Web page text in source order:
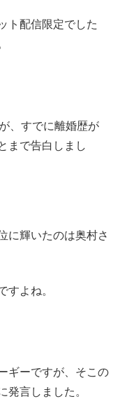
ト配信限定でした
、すでに離婚歴が
まで告白しまし
に輝いたのは奥村さ
すよね。
ギーですが、そこの
発言しました。